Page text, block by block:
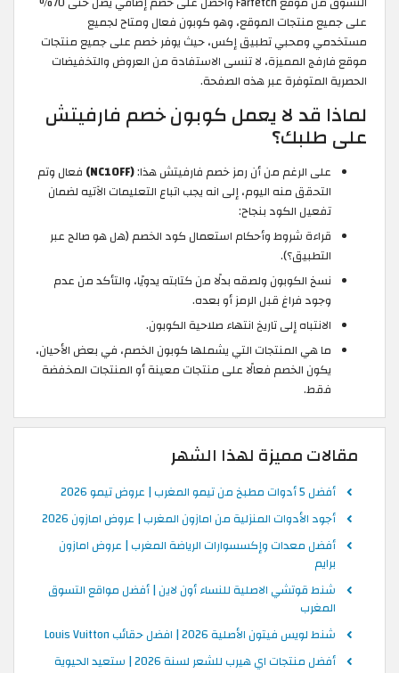
على جميع منتجات الموقع، وهو كوبون فعال ومتاح لجميع
مستخدمي ومحبي تطبيق إكس، حيث يوفر خصم على جميع منتجات
موقع فارفج المميزة، لا تنسى الاستفادة من العروض والتخفيضات
الحصرية المتوفرة عبر هذه الصفحة.
لماذا قد لا يعمل كوبون خصم فارفيتش
على طلبك؟
على الرغم من أن رمز خصم فارفيتش هذا:(NC10FF)
فعال وتم
التحقق منه اليوم، إلى انه يجب اتباع التعليمات الآتيه لضمان
تفعيل الكود بنجاح:
قراءة شروط وأحكام استعمال كود الخصم (هل هو صالح عبر
التطبيق؟).
نسخ الكوبون ولصقه بدلًا من كتابته يدويًا، والتأكد من عدم
وجود فراغ قبل الرمز أو بعده.
الانتباه إلى تاريخ انتهاء صلاحية الكوبون.
ما هي المنتجات التي يشملها كوبون الخصم، في بعض الأحيان،
يكون الخصم فعالًا على منتجات معينة أو المنتجات المخفضة
فقط.
مقالات مميزة لهذا الشهر
أفضل 5 أدوات مطبخ من تيمو المغرب | عروض تيمو 2026
أجود الأدوات المنزلية من امازون المغرب | عروض امازون 2026
أفضل معدات وإكسسوارات الرياضة المغرب | عروض امازون
برايم
شنط قوتشي الاصلية للنساء أون لاين | أفضل مواقع التسوق
المغرب
شنط لويس فيتون الأصلية 2026 | افضل حقائب Louis Vuitton
أفضل منتجات اي هيرب للشعر لسنة 2026 | ستعيد الحيوية